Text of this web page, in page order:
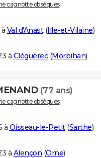
cagnotte obsèques
Val d'Anast(Ille-et-Vilaine)
à Cléguérec(Morbihan)
(77 ans)
cagnotte obsèques
à Oisseau-le-Petit(Sarthe)
à Alençon (Orne)